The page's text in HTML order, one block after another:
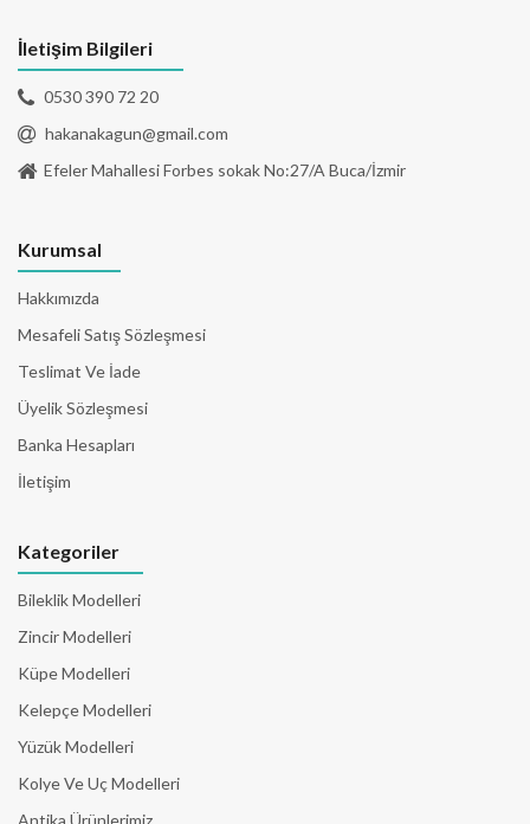
İletişim Bilgileri
0530 390 72 20
hakanakagun@gmail.com
Efeler Mahallesi Forbes sokak No:27/A Buca/İzmir
Kurumsal
Hakkımızda
Mesafeli Satış Sözleşmesi
Teslimat Ve İade
Üyelik Sözleşmesi
Banka Hesapları
İletişim
Kategoriler
Bileklik Modelleri
Zincir Modelleri
Küpe Modelleri
Kelepçe Modelleri
Yüzük Modelleri
Kolye Ve Uç Modelleri
Antika Ürünlerimiz